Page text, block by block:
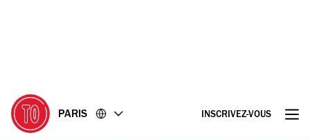
PARIS INSCRIVEZ-VOUS